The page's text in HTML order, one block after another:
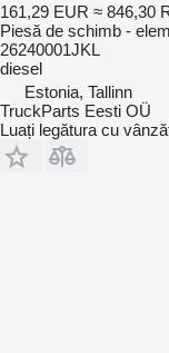
161,29 EUR ≈ 846,30
Piesă de schimb -
26240001JKL
diesel
Estonia, Tallinn
TruckParts Eesti OÜ
Luați legătura cu